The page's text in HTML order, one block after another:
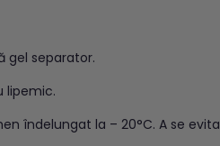
gel separator.
lipemic.
îndelungat la – 20°C. A se evita